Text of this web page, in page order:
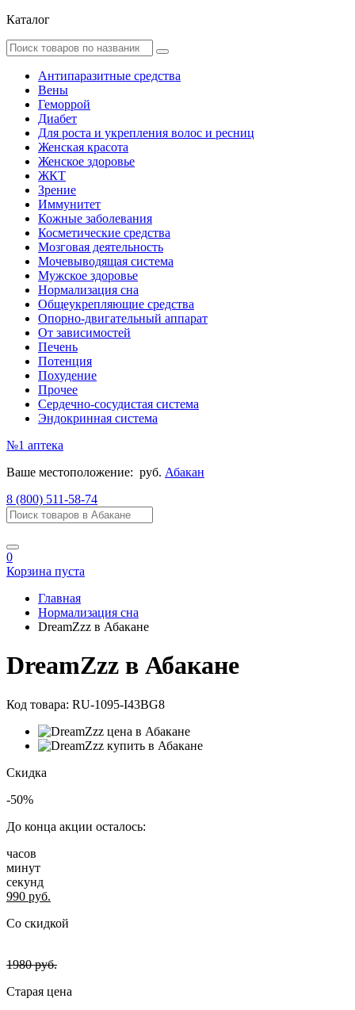
Каталог
Антипаразитные средства
Вены
Геморрой
Диабет
Для роста и укрепления волос и ресниц
Женская красота
Женское здоровье
ЖКТ
Зрение
Иммунитет
Кожные заболевания
Косметические средства
Мозговая деятельность
Мочевыводящая система
Мужское здоровье
Нормализация сна
Общеукрепляющие средства
Опорно-двигательный аппарат
От зависимостей
Печень
Потенция
Похудение
Прочее
Сердечно-сосудистая система
Эндокринная система
№1 аптека
Ваше местоположение: руб. Абакан
8 (800) 511-58-74
0
Корзина пуста
Главная
Нормализация сна
DreamZzz в Абакане
DreamZzz в Абакане
Код товара: RU-1095-I43BG8
Скидка
-50%
До конца акции осталось:
часов
минут
секунд
990 руб.
Со скидкой
1980руб.
Старая цена